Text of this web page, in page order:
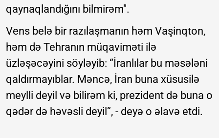
qaynaqlandığını bilmirəm".
Vens belə bir razılaşmanın həm Vaşinqton,
həm də Tehranın müqaviməti ilə
üzləşəcəyini söyləyib: “İranlılar bu məsələni
qaldırmayıblar. Məncə, İran buna xüsusilə
meylli deyil və bilirəm ki, prezident də buna o
qədər də həvəsli deyil”, - deyə o əlavə etdi.